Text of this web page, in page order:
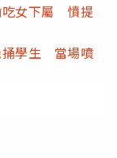
吃女下屬 憤提
捅學生 當場噴